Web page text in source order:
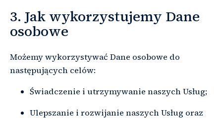
3. Jak wykorzystujemy Dane
osobowe
Możemy wykorzystywać Dane osobowe do
następujących celów:
Świadczenie i utrzymywanie naszych Usług;
Ulepszanie i rozwijanie naszych Usług oraz